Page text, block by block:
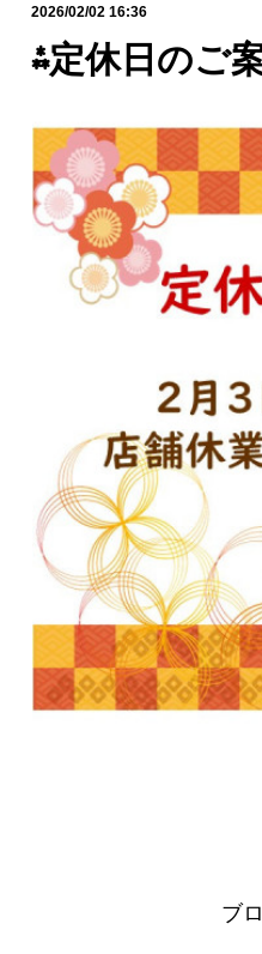
2026/02/02 16:36
⁂定休日のご
ブ